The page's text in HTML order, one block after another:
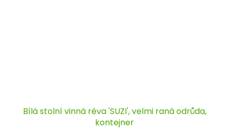
Bílá stolní vinná réva 'SUZI', velmi raná odrůda,
kontejner